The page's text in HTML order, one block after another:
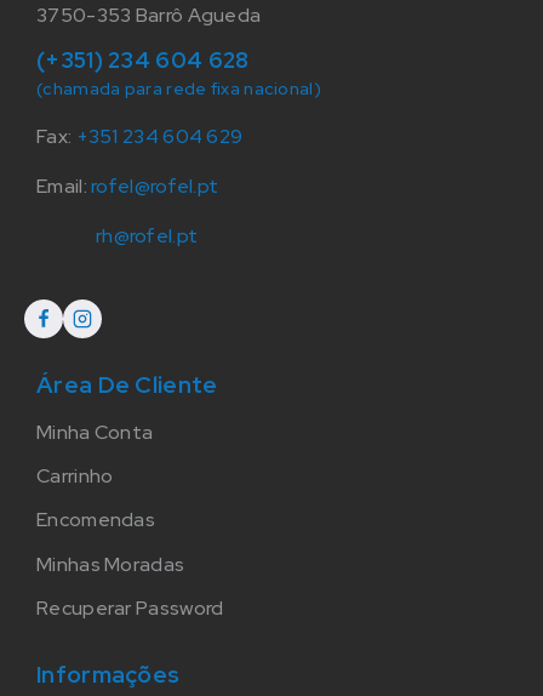
3750-353 Barrô Agueda
(+351) 234 604 628
(chamada para rede fixa nacional)
Fax: +351 234 604 629
Email:rofel@rofel.pt
rh@rofel.pt
Área De Cliente
Minha Conta
Carrinho
Encomendas
Minhas Moradas
Recuperar Password
Informações